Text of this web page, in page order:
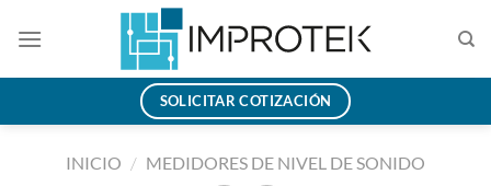
SOLICITAR COTIZACIÓN
INICIO / MEDIDORES DE NIVEL DE SONIDO